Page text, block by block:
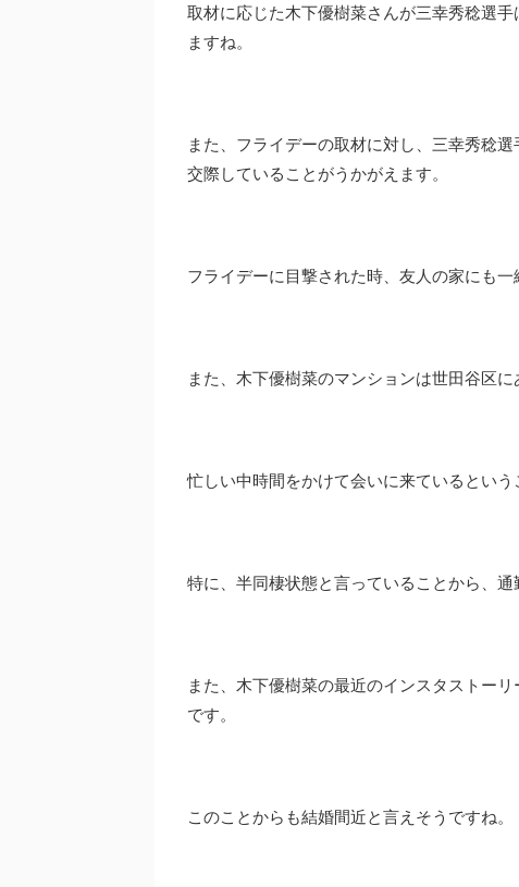
取材に応じた木下優樹菜さんが三幸秀稔選
ますね。
また、フライデーの取材に対し、三幸秀稔
交際していることがうかがえます。
フライデーに目撃された時、友人の家にも
また、木下優樹菜のマンションは世田谷区
忙しい中時間をかけて会いに来ているとい
特に、半同棲状態と言っていることから、
また、木下優樹菜の最近のインスタストー
です。
このことからも結婚間近と言えそうですね。